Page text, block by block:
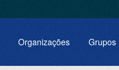
Organizações Grupos